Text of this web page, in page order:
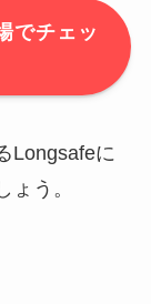
でチェッ
Longsafeに
う。